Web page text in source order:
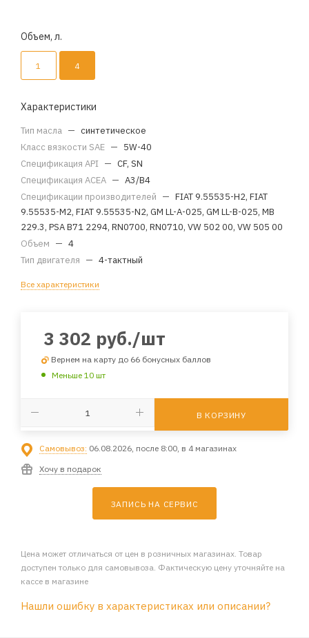
Объем, л.
1 4
Характеристики
Тип масла — синтетическое
Класс вязкости SAE — 5W-40
Спецификация API — CF, SN
Спецификация ACEA — A3/B4
Спецификации производителей — FIAT 9.55535-H2, FIAT
9.55535-M2, FIAT 9.55535-N2, GM LL-A-025, GM LL-B-025, MB
229.3, PSA B71 2294, RN0700, RN0710, VW 502 00, VW 505 00
Объем — 4
Тип двигателя — 4-тактный
Все характеристики
3 302 руб./шт
Вернем на карту до 66 бонусных баллов
Меньше 10 шт
В КОРЗИНУ
Самовывоз: 06.08.2026, после 8:00, в 4 магазинах
Хочу в подарок
ЗАПИСЬ НА СЕРВИС
Цена может отличаться от цен в розничных магазинах. Товар
доступен только для самовывоза. Фактическую цену уточняйте на
кассе в магазине
Нашли ошибку в характеристиках или описании?